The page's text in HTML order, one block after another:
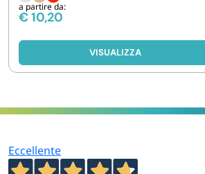
a partire da:
€10,20
VISUALIZZA
Eccellente